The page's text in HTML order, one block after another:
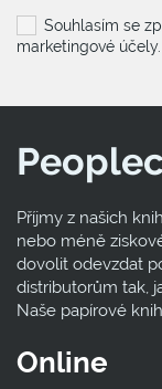
Souhlasím se
marketingové účely.
Příjmy z našich
nebo méně
dovolit odevzdat
distributorům tak,
Naše papírové
Online